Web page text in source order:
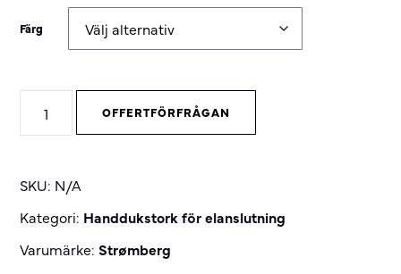
Färg
handduksstork
OFFERTFÖRFRÅGAN
SKU: N/A
Kategori: Handdukstork för elanslutning
Varumärke:Strømberg